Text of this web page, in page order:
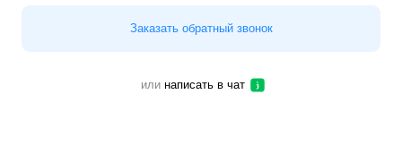
Заказать обратный звонок
или написать в чат